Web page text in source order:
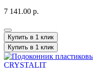
7 141.00 р.
Купить в 1 клик
Купить в 1 клик